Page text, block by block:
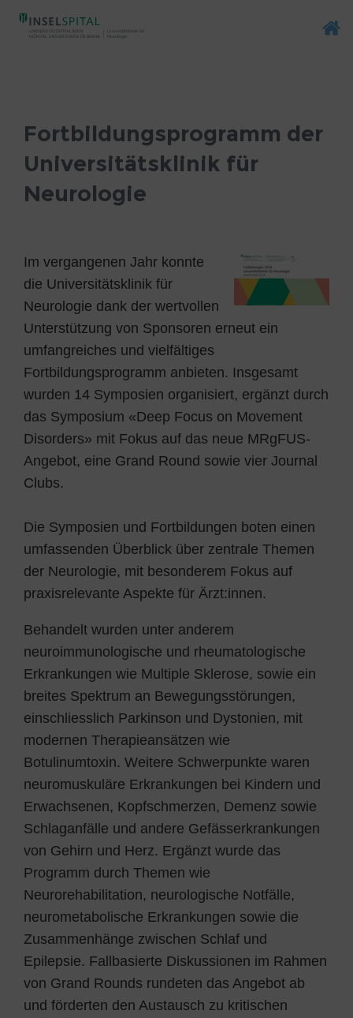
Fortbildungsprogramm der
Universitätsklinik für
Neurologie
Im vergangenen Jahr konnte
die Universitätsklinik für
Neurologie dank der wertvollen
Unterstützung von Sponsoren erneut ein
umfangreiches und vielfältiges
Fortbildungsprogramm anbieten. Insgesamt
wurden 14 Symposien organisiert, ergänzt durch
das Symposium «Deep Focus on Movement
Disorders» mit Fokus auf das neue MRgFUS-
Angebot, eine Grand Round sowie vier Journal
Clubs.
Die Symposien und Fortbildungen boten einen
umfassenden Überblick über zentrale Themen
der Neurologie, mit besonderem Fokus auf
praxisrelevante Aspekte für Ärzt:innen.
Behandelt wurden unter anderem
neuroimmunologische und rheumatologische
Erkrankungen wie Multiple Sklerose, sowie ein
breites Spektrum an Bewegungsstörungen,
einschliesslich Parkinson und Dystonien, mit
modernen Therapieansätzen wie
Botulinumtoxin. Weitere Schwerpunkte waren
neuromuskuläre Erkrankungen bei Kindern und
Erwachsenen, Kopfschmerzen, Demenz sowie
Schlaganfälle und andere Gefässerkrankungen
von Gehirn und Herz. Ergänzt wurde das
Programm durch Themen wie
Neurorehabilitation, neurologische Notfälle,
neurometabolische Erkrankungen sowie die
Zusammenhänge zwischen Schlaf und
Epilepsie. Fallbasierte Diskussionen im Rahmen
von Grand Rounds rundeten das Angebot ab
und förderten den Austausch zu kritischen